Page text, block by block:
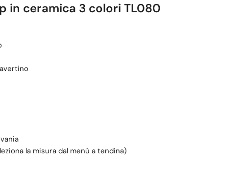
in ceramica 3 colori TL080
la misura dal menù a tendina)